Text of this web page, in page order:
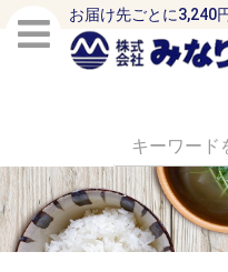
お届け先ごとに3,240